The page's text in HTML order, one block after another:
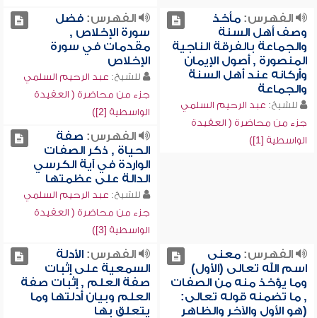
الفهرس:مأخذ
وصف أهل السنة
والجماعة بالفرقة الناجية
المنصورة , أصول الإيمان
وأركانه عند أهل السنة
والجماعة
للشيخ: عبد الرحيم السلمي
جزء من محاضرة ( العقيدة
الواسطية [1])
الفهرس:فضل
سورة الإخلاص ,
مقدمات في سورة
الإخلاص
للشيخ: عبد الرحيم السلمي
جزء من محاضرة ( العقيدة
الواسطية [2])
الفهرس: صفة
الحياة , ذكر الصفات
الواردة في آية الكرسي
الدالة على عظمتها
للشيخ: عبد الرحيم السلمي
جزء من محاضرة ( العقيدة
الواسطية [3])
الفهرس:معنى
اسم الله تعالى (الأول)
وما يؤخذ منه من الصفات
, ما تضمنه قوله تعالى:
(هو الأول والآخر والظاهر
الفهرس:الأدلة
السمعية على إثبات
صفة العلم , إثبات صفة
العلم وبيان أدلتها وما
يتعلق بها